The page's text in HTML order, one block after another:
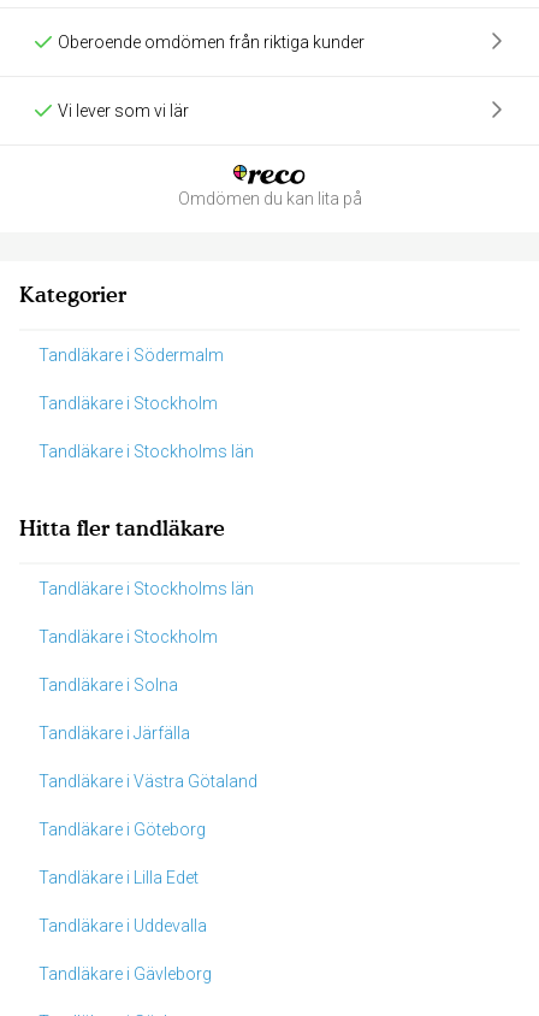
Oberoende omdömen från riktiga kunder
Vi lever som vi lär
Omdömen du kan lita på
Kategorier
Tandläkare i Södermalm
Tandläkare i Stockholm
Tandläkare i Stockholms län
Hitta fler tandläkare
Tandläkare i Stockholms län
Tandläkare i Stockholm
Tandläkare i Solna
Tandläkare i Järfälla
Tandläkare i Västra Götaland
Tandläkare i Göteborg
Tandläkare i Lilla Edet
Tandläkare i Uddevalla
Tandläkare i Gävleborg